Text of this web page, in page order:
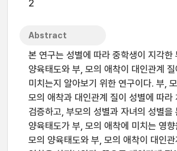
2
Abstract
본 연구는 성별에 따라 중학생이 지각한
양육태도와 부, 모의 애착이 대인관계
미치는지 알아보기 위한 연구이다. 부,
모의 애착과 대인관계 질이 성별에 따라
검증하고, 부모의 성별과 자녀의 성별을
양육태도가 부, 모의 애착에 미치는 영
모의 양육태도와 부, 모의 애착이 대인